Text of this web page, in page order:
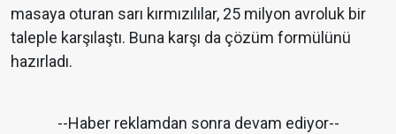
masaya oturan sarı kırmızılılar, 25 milyon avroluk bir
taleple karşılaştı. Buna karşı da çözüm formülünü
hazırladı.
--Haber reklamdan sonra devam ediyor--